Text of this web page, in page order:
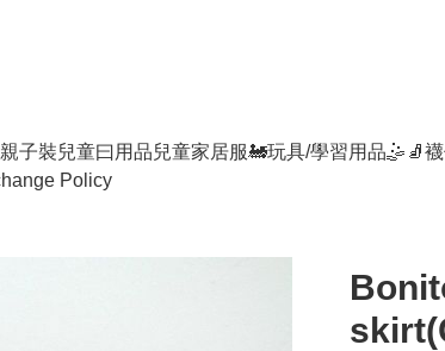
親子裝兒童曰用品兒童家居服🚂玩具/學習用品🤹 🧦
Policy